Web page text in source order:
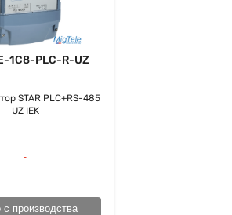
1C8-PLC-R-UZ
STAR PLC+RS-485
UZ IEK
с производства